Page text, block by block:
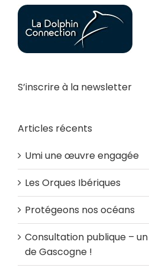
S’inscrire à la newsletter
Articles récents
Umi une œuvre engagée
Les Orques Ibériques
Protégeons nos océans
Consultation publique –
de Gascogne !